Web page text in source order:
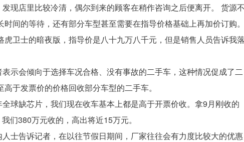
店里比较冷清，偶尔到来的顾客在稍作咨询之后便离开。 货源不
间的等待，还有部分车型甚至需要在指导价格基础上再加价订购。
卫士的暗夜版，指导价是八十九万八千元，但是销售人员告诉我落
会倾向于选择车况合格、没有事故的二手车，这种情况促成了二
于发票价的价格回收部分车型的二手车。
球缺芯片，我们现在收车基本上都是高于开票价收。拿9月刚收的
们380万元收的，高出将近15万元。
告诉记者，在以往节假日期间，厂家往往会有力度比较大的优惠